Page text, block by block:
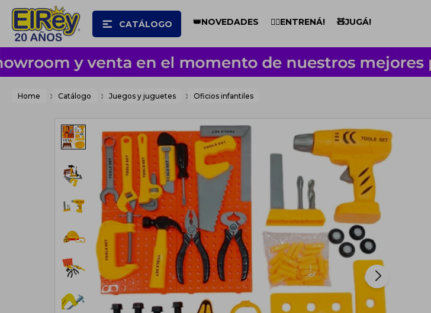
CATÁLOGO 👑NOVEDADES 🏋️‍♂️ENTRENÁ! 🧸JUGÁ!
Home Catálogo Juegos y juguetes Oficios infantiles